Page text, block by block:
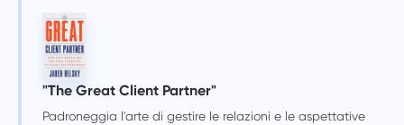
"The Great Client Partner"
Padroneggia l'arte di gestire le relazioni e le aspettative